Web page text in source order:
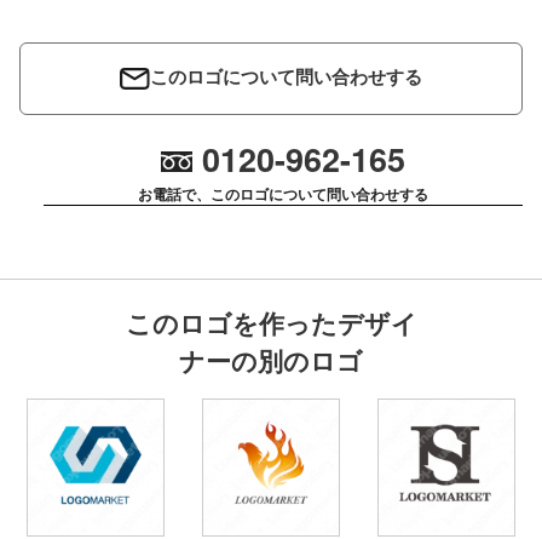
このロゴについて問い合わせする
0120-962-165
お電話で、このロゴについて問い合わせする
このロゴを作ったデザイ
ナーの別のロゴ